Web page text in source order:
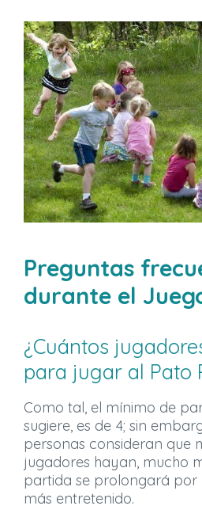
Preguntas
durante el
¿Cuántos
para jugar al Pato
Como tal, el mínimo de
sugiere, es de 4; sin
personas consideran que
jugadores hayan, mucho
partida se prolongará por
más entretenido.